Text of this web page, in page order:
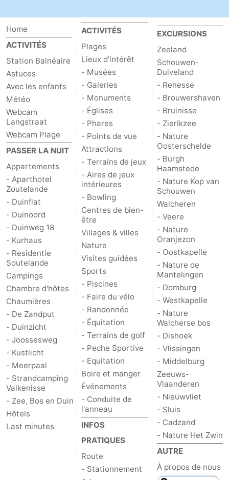
Home
ACTIVITÉS
Station Balnéaire
Astuces
Avec les enfants
Météo
Webcam
Langstraat
Webcam Plage
PASSER LA NUIT
Appartements
- Aparthotel
Zoutelande
- Duinflat
- Duinoord
- Duinweg 18
- Kurhaus
- Residentie
Soutelande
Campings
Chambre d'hôtes
Chaumières
- De Zandput
- Duinzicht
- Joossesweg
- Kustlicht
- Meerpaal
- Strandcamping
Valkenisse
- Zee, Bos en Duin
Hôtels
Last minutes
ACTIVITÉS
Plages
Lieux d'intérêt
- Musées
- Galeries
- Monuments
- Églises
- Phares
- Points de vue
Attractions
- Terrains de jeux
- Aires de jeux
intérieures
- Bowling
Centres de bien-
être
Villages & villes
Nature
Visites guidées
Sports
- Piscines
- Faire du vélo
- Randonnée
- Équitation
- Terrains de golf
- Peche Sportive
- Equitation
Boire et manger
Événements
- Conduite de
l'anneau
INFOS
PRATIQUES
Route
- Stationnement
EXCURSIONS
Zeeland
Schouwen-
Duiveland
- Renesse
- Brouwershaven
- Bruinisse
- Zierikzee
- Nature
Oosterschelde
- Burgh
Haamstede
- Nature Kop van
Schouwen
Walcheren
- Veere
- Nature
Oranjezon
- Oostkapelle
- Nature de
Mantelingen
- Domburg
- Westkapelle
- Nature
Walcherse bos
- Dishoek
- Vlissingen
- Middelburg
Zeeuws-
Vlaanderen
- Nieuwvliet
- Sluis
- Cadzand
- Nature Het Zwin
AUTRE
À propos de nous